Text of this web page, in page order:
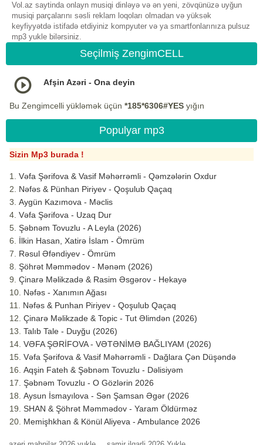
Vol.az saytinda onlayn musiqi dinləyə və ən yeni, zövqünüzə uyğun
musiqi parçalarını səsli reklam loqoları olmadan və yüksək
keyfiyyətdə istifadə etdiyiniz kompyuter və ya smartfonlarınıza pulsuz
mp3 yukle bilərsiniz.
Seçilmiş ZengimCELL
Afşin Azəri - Ona deyin
Bu Zengimcelli yükləmək üçün *185*6306#YES yığın
Populyar mp3
Sizin Mp3 burada !
Vəfa Şərifova & Vasif Məhərrəmli - Qəmzələrin Oxdur
Nəfəs & Pünhan Piriyev - Qoşulub Qaçaq
Aygün Kazımova - Məclis
Vəfa Şərifova - Uzaq Dur
Şəbnəm Tovuzlu - A Leyla (2026)
İlkin Hasan, Xatirə İslam - Ömrüm
Rəsul Əfəndiyev - Ömrüm
Şöhrət Məmmədov - Mənəm (2026)
Çinarə Məlikzadə & Rasim Əsgərov - Hekayə
Nəfəs - Xanımın Ağası
Nəfəs & Punhan Piriyev - Qoşulub Qaçaq
Çinarə Məlikzade & Topic - Tut Əlimdən (2026)
Talıb Tale - Duyğu (2026)
VƏFA ŞƏRİFOVA - VƏTƏNİMƏ BAĞLIYAM (2026)
Vəfa Şərifova & Vasif Məhərrəmli - Dağlara Çən Düşəndə
Aqşin Fateh & Şəbnəm Tovuzlu - Dəlisiyəm
Şəbnəm Tovuzlu - O Gözlərin 2026
Aysun İsmayılova - Sən Şamsan Əgər (2026
SHAN & Şöhrət Məmmədov - Yaram Öldürməz
Memişhkhan & Könül Aliyeva - Ambulance 2026